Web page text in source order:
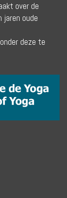
over de
jaren oude
deze te